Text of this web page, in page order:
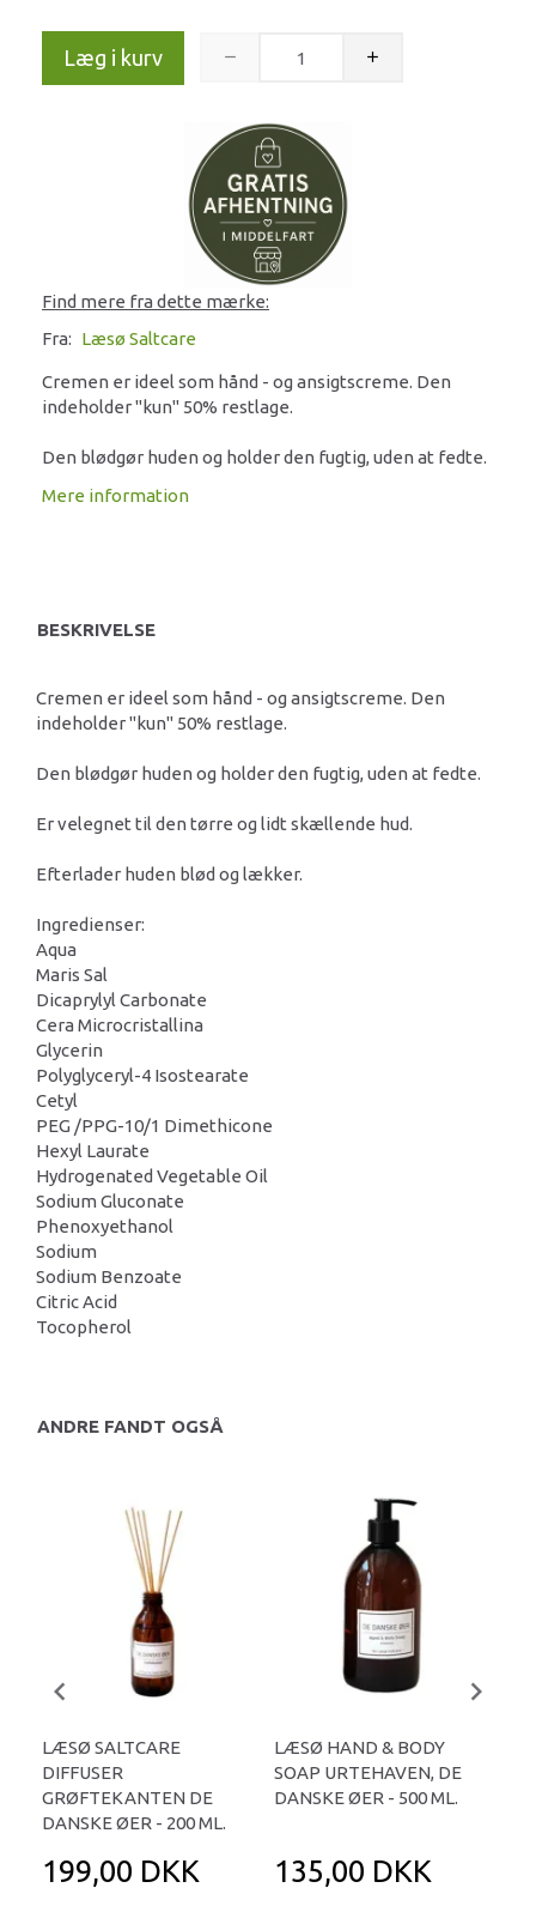
Læg i kurv
Find mere fra dette mærke:
Fra: Læsø Saltcare
Cremen er ideel som hånd - og ansigtscreme. Den
indeholder "kun" 50% restlage.
Den blødgør huden og holder den fugtig, uden at fedte.
Mere information
BESKRIVELSE
Cremen er ideel som hånd - og ansigtscreme. Den
indeholder "kun" 50% restlage.
Den blødgør huden og holder den fugtig, uden at fedte.
Er velegnet til den tørre og lidt skællende hud.
Efterlader huden blød og lækker.
Ingredienser:
Aqua
Maris Sal
Dicaprylyl Carbonate
Cera Microcristallina
Glycerin
Polyglyceryl-4 Isostearate
Cetyl
PEG /PPG-10/1 Dimethicone
Hexyl Laurate
Hydrogenated Vegetable Oil
Sodium Gluconate
Phenoxyethanol
Sodium
Sodium Benzoate
Citric Acid
Tocopherol
ANDRE FANDT OGSÅ
LÆSØ SALTCARE
DIFFUSER
GRØFTEKANTEN DE
DANSKE ØER - 200 ML.
199,00 DKK
LÆSØ HAND & BODY
SOAP URTEHAVEN, DE
DANSKE ØER - 500 ML.
135,00 DKK